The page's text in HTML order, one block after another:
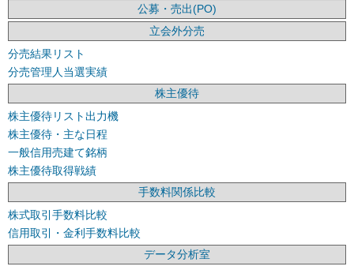
公募・売出(PO)
立会外分売
分売結果リスト
分売管理人当選実績
株主優待
株主優待リスト出力機
株主優待・主な日程
一般信用売建て銘柄
株主優待取得戦績
手数料関係比較
株式取引手数料比較
信用取引・金利手数料比較
データ分析室